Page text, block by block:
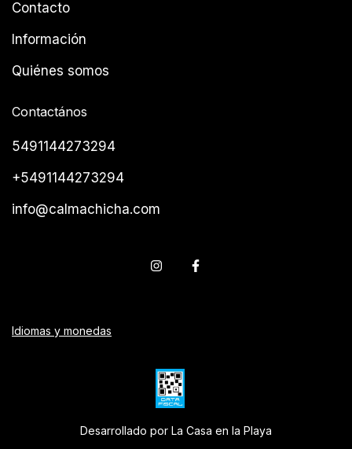
Contacto
Información
Quiénes somos
Contactános
5491144273294
+5491144273294
info@calmachicha.com
Idiomas y monedas
Desarrollado por La Casa en la Playa